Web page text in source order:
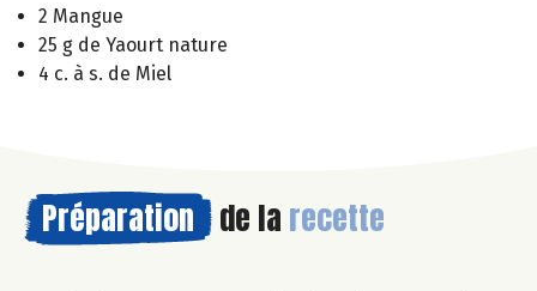
2 Mangue
25 g de Yaourt nature
4 c. à s. de Miel
Préparation de la recette